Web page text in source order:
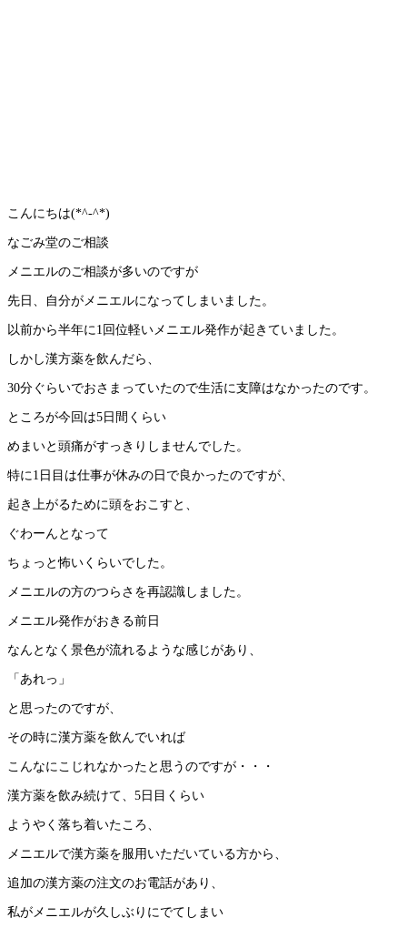
こんにちは(*^-^*)
なごみ堂のご相談
メニエルのご相談が多いのですが
先日、自分がメニエルになってしまいました。
以前から半年に1回位軽いメニエル発作が起きていました。
しかし漢方薬を飲んだら、
30分ぐらいでおさまっていたので生活に支障はなかったのです。
ところが今回は5日間くらい
めまいと頭痛がすっきりしませんでした。
特に1日目は仕事が休みの日で良かったのですが、
起き上がるために頭をおこすと、
ぐわーんとなって
ちょっと怖いくらいでした。
メニエルの方のつらさを再認識しました。
メニエル発作がおきる前日
なんとなく景色が流れるような感じがあり、
「あれっ」
と思ったのですが、
その時に漢方薬を飲んでいれば
こんなにこじれなかったと思うのですが・・・
漢方薬を飲み続けて、5日目くらい
ようやく落ち着いたころ、
メニエルで漢方薬を服用いただいている方から、
追加の漢方薬の注文のお電話があり、
私がメニエルが久しぶりにでてしまい